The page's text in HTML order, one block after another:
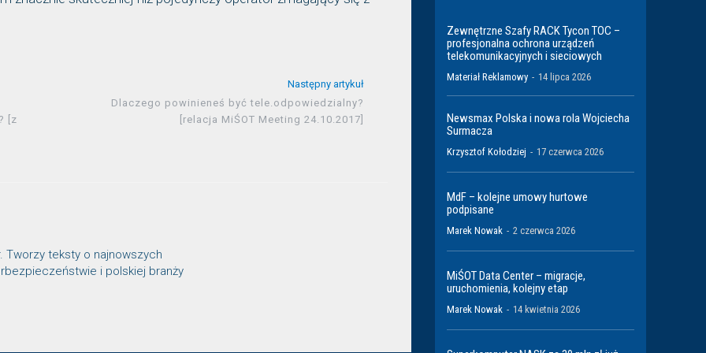
[z
Następny artykuł
Dlaczego powinieneś być tele.odpowiedzialny?
[relacja MiŚOT Meeting 24.10.2017]
Tworzy teksty o najnowszych
i polskiej branży
Zewnętrzne Szafy RACK Tycon TOC –
profesjonalna ochrona urządzeń
telekomunikacyjnych i sieciowych
Materiał Reklamowy - 14 lipca 2026
Newsmax Polska i nowa rola Wojciecha
Surmacza
Krzysztof Kołodziej - 17 czerwca 2026
MdF – kolejne umowy hurtowe
podpisane
Marek Nowak - 2 czerwca 2026
MiŚOT Data Center – migracje,
uruchomienia, kolejny etap
Marek Nowak - 14 kwietnia 2026